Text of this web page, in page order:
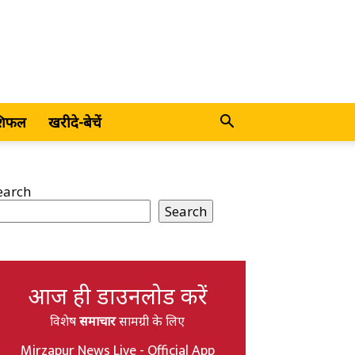
खरीदे-बेचें
Search
आज ही डाउनलोड करें
विशेषसमाचारसामग्री के लिए